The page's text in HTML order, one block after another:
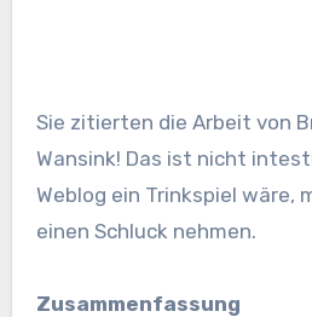
Sie zitierten die Arbeit von
Wansink! Das ist nicht
Weblog ein Trinkspiel
einen Schluck nehmen.
Zusammenfassung